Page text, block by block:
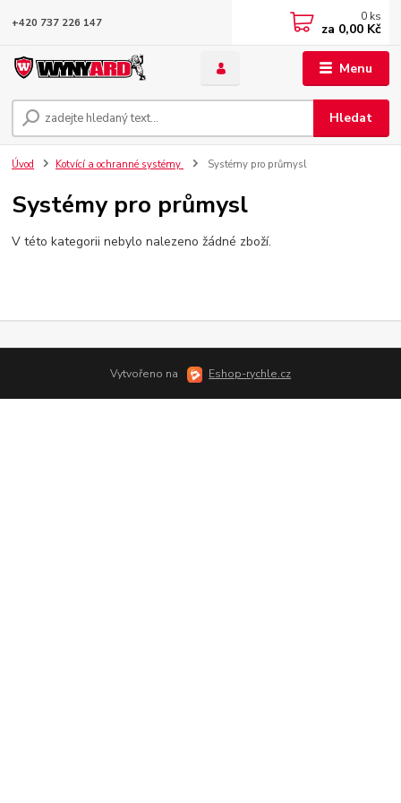
Menu
Hledat
+420 737 226 147 0 ks
za 0,00 Kč
Úvod Kotvící a ochranné systémy Systémy pro průmysl
Systémy pro průmysl
V této kategorii nebylo nalezeno žádné zboží.
Vytvořeno na Eshop-rychle.cz